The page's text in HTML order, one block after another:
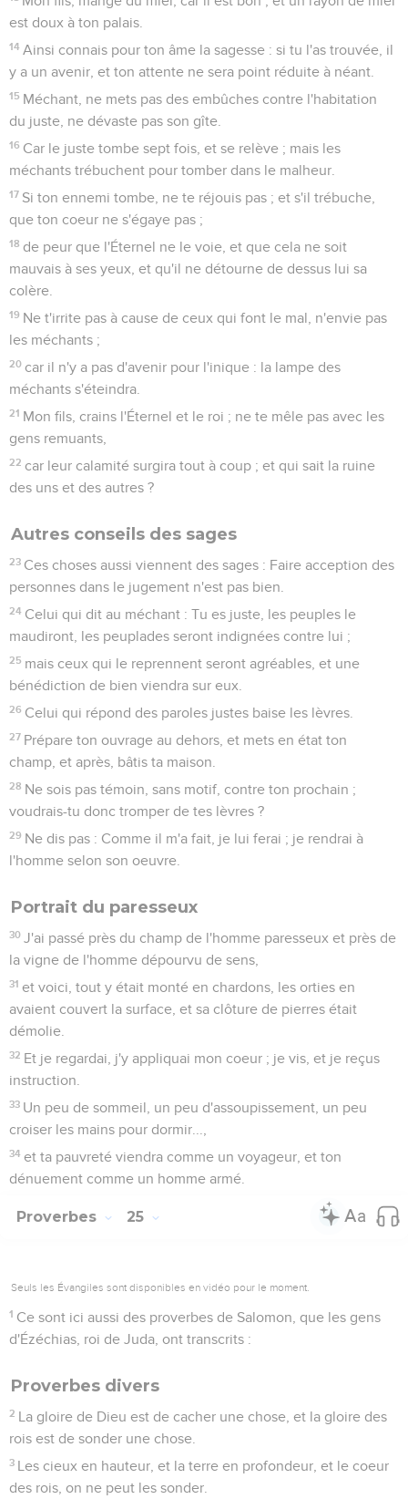
est doux à ton palais.
14 Ainsi connais pour ton âme la sagesse : si tu l'as trouvée, il
y a un avenir, et ton attente ne sera point réduite à néant.
15 Méchant, ne mets pas des embûches contre l'habitation
du juste, ne dévaste pas son gîte.
16 Car le juste tombe sept fois, et se relève ; mais les
méchants trébuchent pour tomber dans le malheur.
17 Si ton ennemi tombe, ne te réjouis pas ; et s'il trébuche,
que ton coeur ne s'égaye pas ;
18 de peur que l'Éternel ne le voie, et que cela ne soit
mauvais à ses yeux, et qu'il ne détourne de dessus lui sa
colère.
19 Ne t'irrite pas à cause de ceux qui font le mal, n'envie pas
les méchants ;
20 car il n'y a pas d'avenir pour l'inique : la lampe des
méchants s'éteindra.
21 Mon fils, crains l'Éternel et le roi ; ne te mêle pas avec les
gens remuants,
22 car leur calamité surgira tout à coup ; et qui sait la ruine
des uns et des autres ?
Autres conseils des sages
23 Ces choses aussi viennent des sages : Faire acception des
personnes dans le jugement n'est pas bien.
24 Celui qui dit au méchant : Tu es juste, les peuples le
maudiront, les peuplades seront indignées contre lui ;
25 mais ceux qui le reprennent seront agréables, et une
bénédiction de bien viendra sur eux.
26 Celui qui répond des paroles justes baise les lèvres.
27 Prépare ton ouvrage au dehors, et mets en état ton
champ, et après, bâtis ta maison.
28 Ne sois pas témoin, sans motif, contre ton prochain ;
voudrais-tu donc tromper de tes lèvres ?
29 Ne dis pas : Comme il m'a fait, je lui ferai ; je rendrai à
l'homme selon son oeuvre.
Portrait du paresseux
30 J'ai passé près du champ de l'homme paresseux et près de
la vigne de l'homme dépourvu de sens,
31 et voici, tout y était monté en chardons, les orties en
avaient couvert la surface, et sa clôture de pierres était
démolie.
32 Et je regardai, j'y appliquai mon coeur ; je vis, et je reçus
instruction.
33 Un peu de sommeil, un peu d'assoupissement, un peu
croiser les mains pour dormir...,
34 et ta pauvreté viendra comme un voyageur, et ton
dénuement comme un homme armé.
Proverbes 25
Seuls les Évangiles sont disponibles en vidéo pour le moment.
1 Ce sont ici aussi des proverbes de Salomon, que les gens
d'Ézéchias, roi de Juda, ont transcrits :
Proverbes divers
2 La gloire de Dieu est de cacher une chose, et la gloire des
rois est de sonder une chose.
3 Les cieux en hauteur, et la terre en profondeur, et le coeur
des rois, on ne peut les sonder.